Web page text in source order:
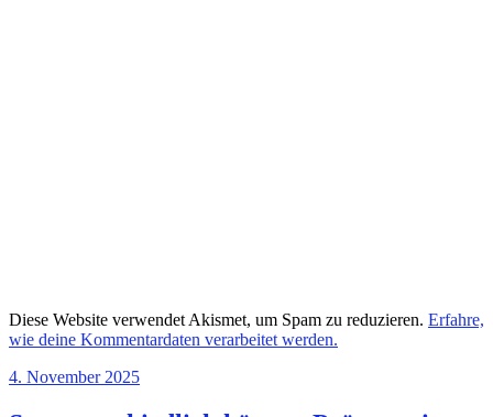
Diese Website verwendet Akismet, um Spam zu reduzieren. Erfahre,
wie deine Kommentardaten verarbeitet werden.
4. November 2025